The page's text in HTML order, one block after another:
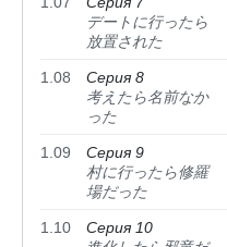
デートに行ったら
放置された
1.08
Серия 8
考えたら名前なか
った
1.09
Серия 9
村に行ったら修羅
場だった
1.10
Серия 10